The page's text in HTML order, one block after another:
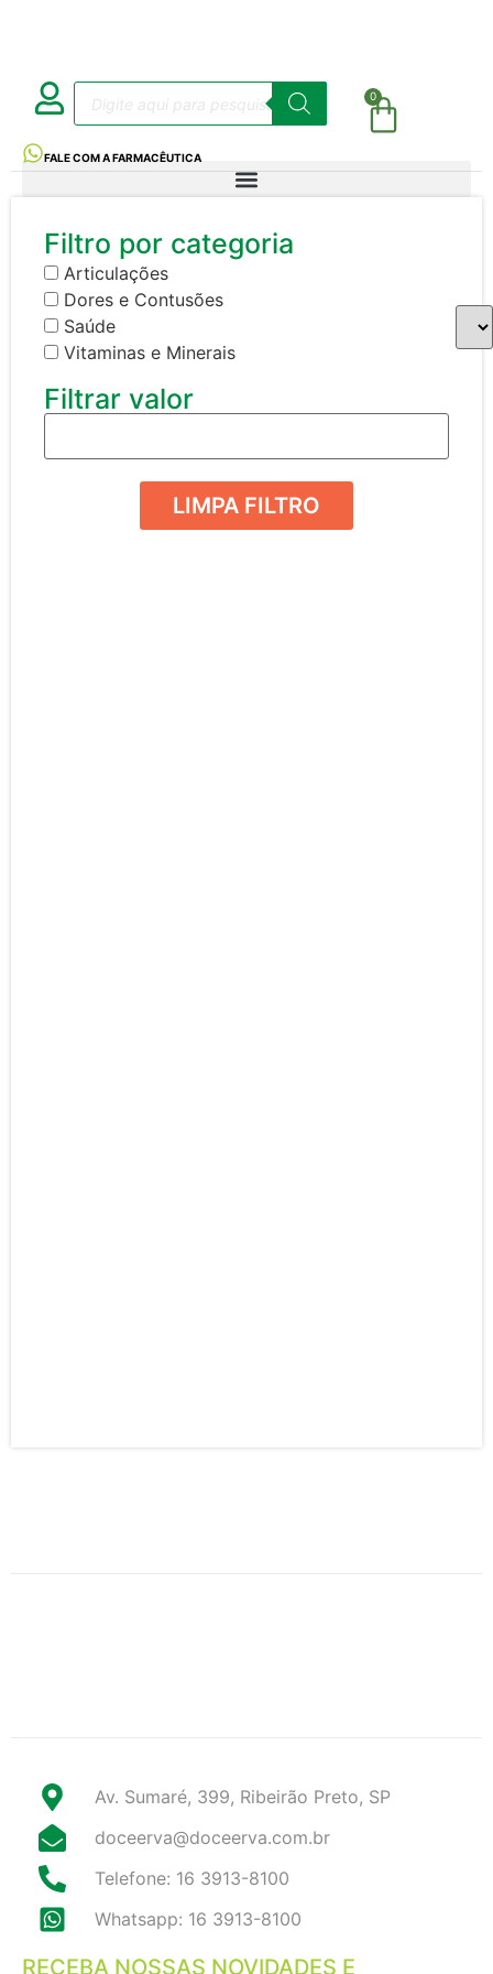
0
FALE COM A FARMACÊUTICA
Filtro por categoria
Articulações
Dores e Contusões
Saúde
Vitaminas e Minerais
Filtrar valor
LIMPA FILTRO
Av. Sumaré, 399, Ribeirão Preto, SP
doceerva@doceerva.com.br
Telefone: 16 3913-8100
Whatsapp: 16 3913-8100
RECEBA NOSSAS NOVIDADES E